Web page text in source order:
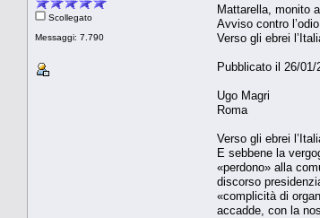
Scollegato
Messaggi: 7.790
Mattarella, monito
Avviso contro
Verso gli ebrei
Pubblicato il 26/01/
Ugo Magri
Roma
Verso gli ebrei
E sebbene la
«perdono» alla
discorso
«complicità di
accadde, con la